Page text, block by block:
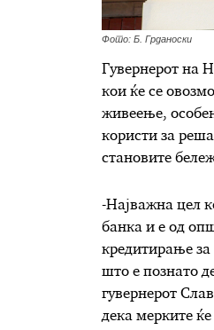
Фото: Б. Грданоски
Гувернерот на
кои ќе се
живеење,
користи за
становите
-Најважна цел
банка и е од
кредитирање за
што е познато
гувернерот
дека мерките